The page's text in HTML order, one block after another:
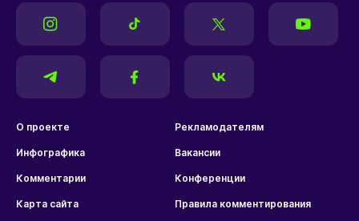
О проекте Рекламодателям
Инфографика Вакансии
Комментарии Конференции
Карта сайта Правила комментирования